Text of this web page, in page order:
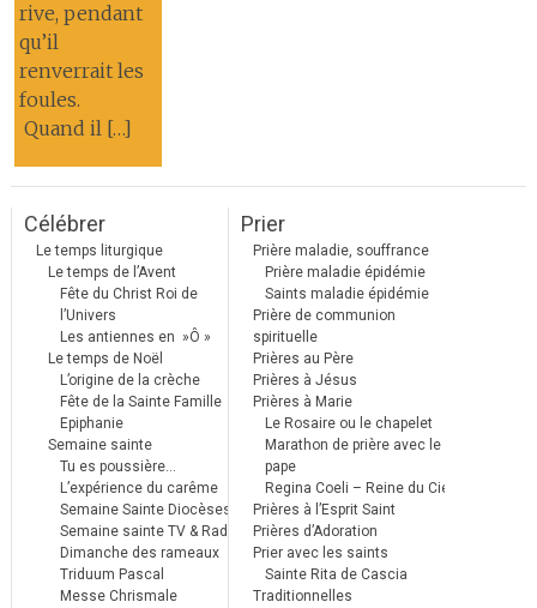
rive, pendant
qu’il
renverrait les
foules.
Quand il […]
Célébrer
Le temps liturgique
Le temps de l’Avent
Fête du Christ Roi de
l’Univers
Les antiennes en »Ô »
Le temps de Noël
L’origine de la crèche
Fête de la Sainte Famille
Epiphanie
Semaine sainte
Tu es poussière…
L’expérience du carême
Semaine Sainte Diocèses
Semaine sainte TV & Radio
Dimanche des rameaux
Triduum Pascal
Messe Chrismale
Prier
Prière maladie, souffrance
Prière maladie épidémie
Saints maladie épidémie
Prière de communion
spirituelle
Prières au Père
Prières à Jésus
Prières à Marie
Le Rosaire ou le chapelet
Marathon de prière avec le
pape
Regina Coeli – Reine du Ciel
Prières à l’Esprit Saint
Prières d’Adoration
Prier avec les saints
Sainte Rita de Cascia
Traditionnelles